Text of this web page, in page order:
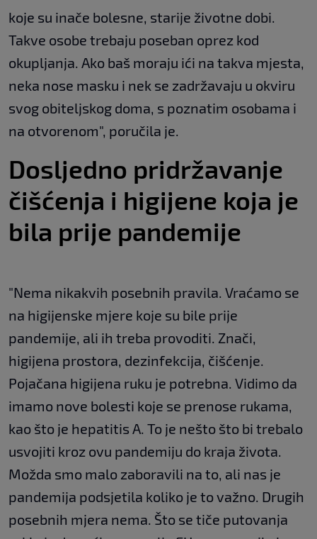
koje su inače bolesne, starije životne dobi.
Takve osobe trebaju poseban oprez kod
okupljanja. Ako baš moraju ići na takva mjesta,
neka nose masku i nek se zadržavaju u okviru
svog obiteljskog doma, s poznatim osobama i
na otvorenom", poručila je.
Dosljedno pridržavanje
čišćenja i higijene koja je
bila prije pandemije
"Nema nikakvih posebnih pravila. Vraćamo se
na higijenske mjere koje su bile prije
pandemije, ali ih treba provoditi. Znači,
higijena prostora, dezinfekcija, čišćenje.
Pojačana higijena ruku je potrebna. Vidimo da
imamo nove bolesti koje se prenose rukama,
kao što je hepatitis A. To je nešto što bi trebalo
usvojiti kroz ovu pandemiju do kraja života.
Možda smo malo zaboravili na to, ali nas je
pandemija podsjetila koliko je to važno. Drugih
posebnih mjera nema. Što se tiče putovanja